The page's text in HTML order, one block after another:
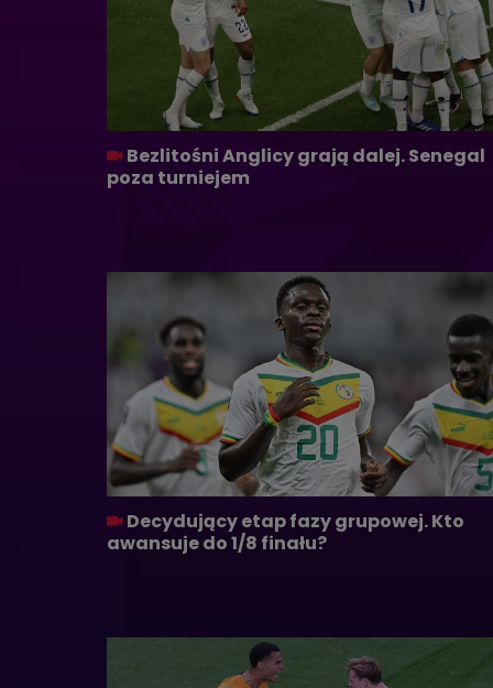
Bezlitośni Anglicy grają dalej. Senegal
poza turniejem
Decydujący etap fazy grupowej. Kto
awansuje do 1/8 finału?